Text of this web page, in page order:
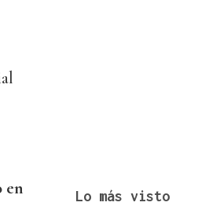
en
Lo más visto